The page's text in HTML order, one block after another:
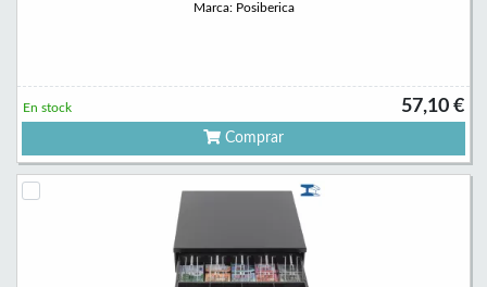
Marca: Posiberica
57,10 €
En stock
Comprar